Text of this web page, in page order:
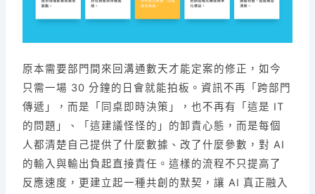
原本需要部門間來回溝通數天才能定案的修正，如今
只需一場 30 分鐘的日會就能拍板。資訊不再「跨部門
傳遞」，而是「同桌即時決策」，也不再有「這是 IT
的問題」、「這建議怪怪的」的卸責心態，而是每個
人都清楚自己提供了什麼數據、改了什麼參數，對 AI
的輸入與輸出負起直接責任。這樣的流程不只提高了
反應速度，更建立起一種共創的默契，讓 AI 真正融入